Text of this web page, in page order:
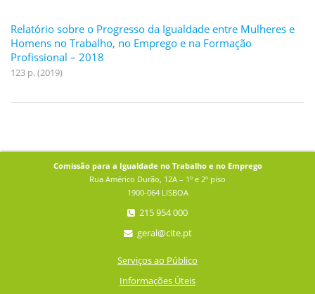
Relatório sobre o Progresso da Igualdade entre Mulheres e
Homens no Trabalho, no Emprego e na Formação
Profissional – 2018
123 p. (2019)
Comissão para a Igualdade no Trabalho e no Emprego
Rua Américo Durão, 12A – 1º e 2º piso
1900-064 LISBOA
215 954 000
geral@cite.pt
Serviços ao Público
Informações Úteis